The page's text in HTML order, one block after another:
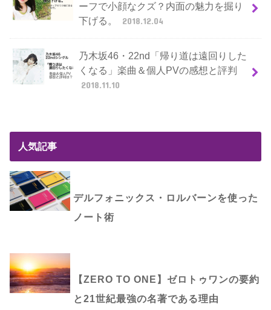
ーフで小顔なクズ？内面の魅力を掘り
下げる。
2018.12.04
乃木坂46・22nd「帰り道は遠回りした
くなる」楽曲＆個人PVの感想と評判
2018.11.10
人気記事
デルフォニックス・ロルバーンを使った
ノート術
【ZERO TO ONE】ゼロトゥワンの要約
と21世紀最強の名著である理由